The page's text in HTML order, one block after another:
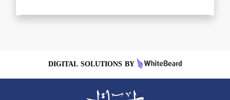
DIGITAL SOLUTIONS BY